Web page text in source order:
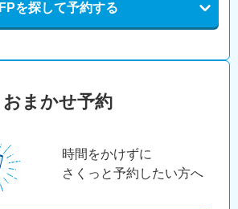
FPを探して予約する
おまかせ予約
時間をかけずに
さくっと予約したい方へ